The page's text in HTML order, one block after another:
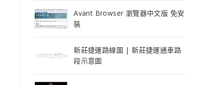
Avant Browser 瀏覽器中文版 免安
裝
新莊捷運路線圖 | 新莊捷運通車路
段示意圖